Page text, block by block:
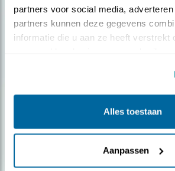
partners voor social media,
partners kunnen deze gegevens
informatie die u aan ze heeft verstrekt
Alles toestaan
Aanpassen
Ontvang 5 x Vogels voor €
Vogels is het tijdschrift voor onze